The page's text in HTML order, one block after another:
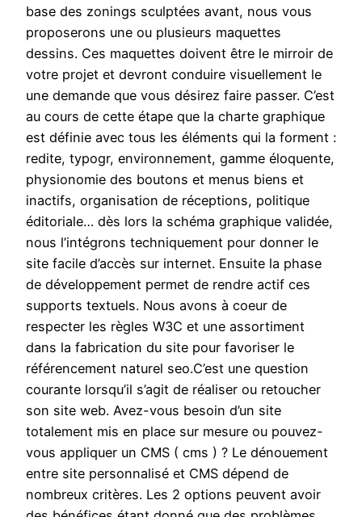
base des zonings sculptées avant, nous vous
proposerons une ou plusieurs maquettes
dessins. Ces maquettes doivent être le mirroir de
votre projet et devront conduire visuellement le
une demande que vous désirez faire passer. C’est
au cours de cette étape que la charte graphique
est définie avec tous les éléments qui la forment :
redite, typogr, environnement, gamme éloquente,
physionomie des boutons et menus biens et
inactifs, organisation de réceptions, politique
éditoriale… dès lors la schéma graphique validée,
nous l’intégrons techniquement pour donner le
site facile d’accès sur internet. Ensuite la phase
de développement permet de rendre actif ces
supports textuels. Nous avons à coeur de
respecter les règles W3C et une assortiment
dans la fabrication du site pour favoriser le
référencement naturel seo.C’est une question
courante lorsqu’il s’agit de réaliser ou retoucher
son site web. Avez-vous besoin d’un site
totalement mis en place sur mesure ou pouvez-
vous appliquer un CMS ( cms ) ? Le dénouement
entre site personnalisé et CMS dépend de
nombreux critères. Les 2 options peuvent avoir